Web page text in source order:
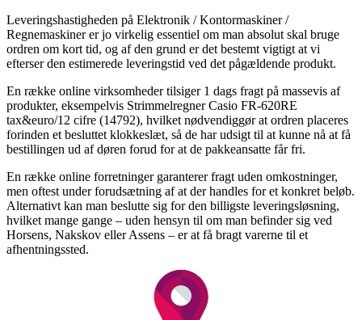
Leveringshastigheden på Elektronik / Kontormaskiner /
Regnemaskiner er jo virkelig essentiel om man absolut skal bruge
ordren om kort tid, og af den grund er det bestemt vigtigt at vi
efterser den estimerede leveringstid ved det pågældende produkt.
En række online virksomheder tilsiger 1 dags fragt på massevis af
produkter, eksempelvis Strimmelregner Casio FR-620RE
tax&euro/12 cifre (14792), hvilket nødvendiggør at ordren placeres
forinden et besluttet klokkeslæt, så de har udsigt til at kunne nå at få
bestillingen ud af døren forud for at de pakkeansatte får fri.
En række online forretninger garanterer fragt uden omkostninger,
men oftest under forudsætning af at der handles for et konkret beløb.
Alternativt kan man beslutte sig for den billigste leveringsløsning,
hvilket mange gange – uden hensyn til om man befinder sig ved
Horsens, Nakskov eller Assens – er at få bragt varerne til et
afhentningssted.